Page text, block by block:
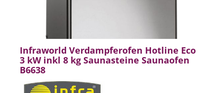
Infraworld Verdampferofen Hotline Eco
3 kW inkl 8 kg Saunasteine Saunaofen
B6638